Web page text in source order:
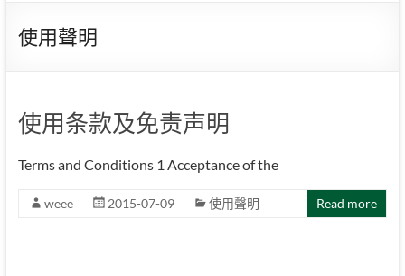
使用聲明
使用条款及免责声明
Terms and Conditions 1 Acceptance of the
weee 2015-07-09 使用聲明 Read more